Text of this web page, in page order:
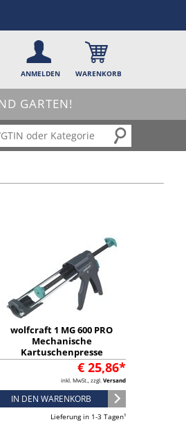
ANMELDEN WARENKORB
GARTEN!
wolfcraft 1 MG 600 PRO
Mechanische
Kartuschenpresse
€ 25,86*
inkl. MwSt., zzgl. Versand
IN DEN WARENKORB
Lieferung in 1-3 Tagen¹